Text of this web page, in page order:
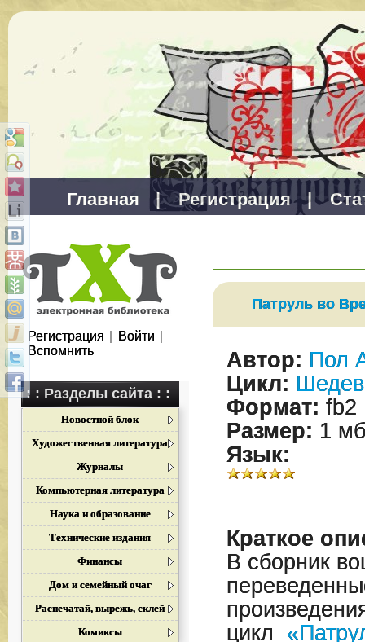
Главная | Регистрация |
Регистрация Войти
Вспомнить
: : Разделы сайта : :
Новостной блок
Художественная литература
Журналы
Компьютерная литература
Наука и образование
Технические издания
Финансы
Дом и семейный очаг
Распечатай, вырежь, склей
Комиксы
Патруль во
Автор: Пол
Цикл:
Формат: fb2
Размер: 1 мб
Язык:
Краткое
В сборник
цикл